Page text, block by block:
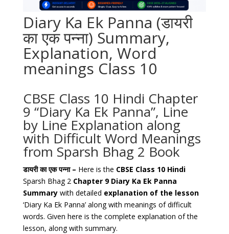
Diary Ka Ek Panna (डायरी
का एक पन्ना) Summary,
Explanation, Word
meanings Class 10
CBSE Class 10 Hindi Chapter
9 “Diary Ka Ek Panna”, Line
by Line Explanation along
with Difficult Word Meanings
from Sparsh Bhag 2 Book
डायरी का एक पन्ना – Here is the CBSE Class 10 Hindi
Sparsh Bhag 2 Chapter 9 Diary Ka Ek Panna
Summarywith detailed explanation of the lesson
‘Diary Ka Ek Panna’ along with meanings of difficult
words. Given here is the complete explanation of the
lesson, along with summary.